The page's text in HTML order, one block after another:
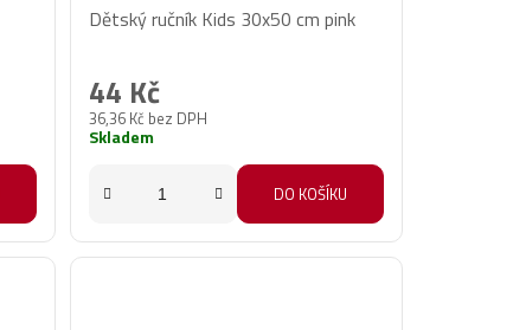
Dětský ručník Kids 30x50 cm pink
36,36 Kč bez DPH
44 Kč
Skladem
DO KOŠÍKU